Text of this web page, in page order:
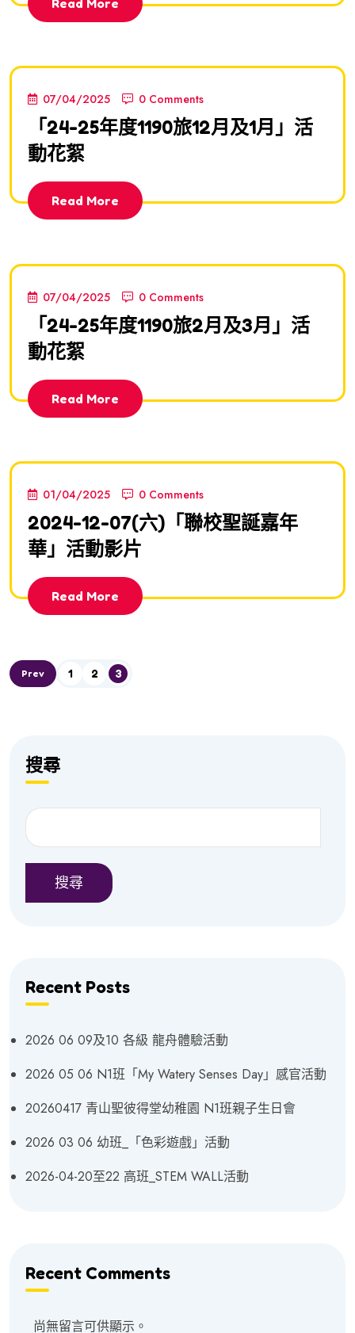
07/04/2025 0 Comments
「24-25年度1190旅12月及1月」活
動花絮
Read More
07/04/2025 0 Comments
「24-25年度1190旅2月及3月」活
動花絮
Read More
01/04/2025 0 Comments
2024-12-07(六)「聯校聖誕嘉年
華」活動影片
Read More
Prev 1 2 3
搜尋
搜尋
Recent Posts
2026 06 09及10 各級 龍舟體驗活動
2026 05 06 N1班「My Watery Senses Day」感官活動
20260417 青山聖彼得堂幼稚園 N1班親子生日會
2026 03 06 幼班_「色彩遊戲」活動
2026-04-20至22 高班_STEM WALL活動
Recent Comments
尚無留言可供顯示。